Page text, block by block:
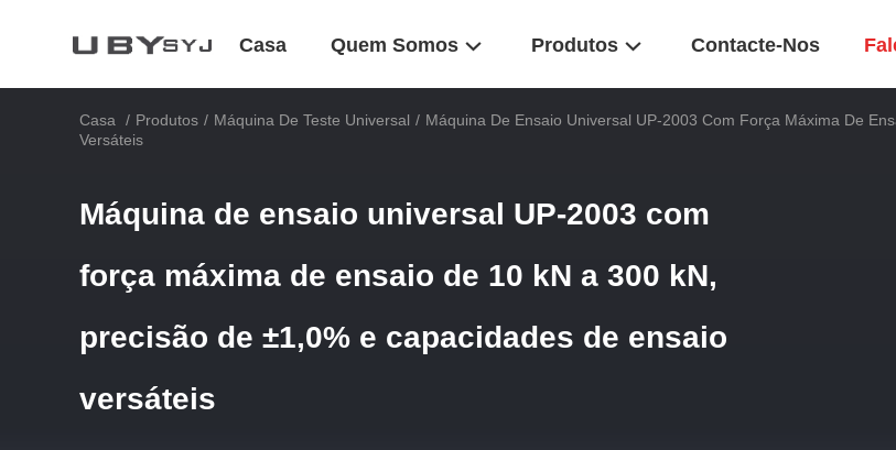
Casa Quem Somos Produtos Contacte-Nos
Casa / Produtos / Máquina De Teste Universal / Máquina De Ensaio Universal UP-2003 Com Força Máxima De
Versáteis
Máquina de ensaio universal UP-2003 com
força máxima de ensaio de 10 kN a 300 kN,
precisão de ±1,0% e capacidades de ensaio
versáteis